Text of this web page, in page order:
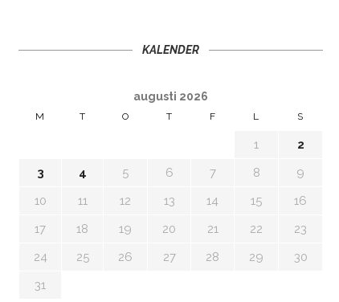
KALENDER
augusti 2026
M T O T F L S
1
2
3
4 5 6 7 8
9
10
11 12 13 14 15
16
17
18 19 20 21 22
23
24
25 26 27 28 29
30
31